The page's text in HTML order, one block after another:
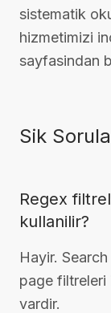
sistematik
hizmetimizi
sayfasindan
Sik
Regex
kullanilir?
Hayir.
page filtreleri
vardir.